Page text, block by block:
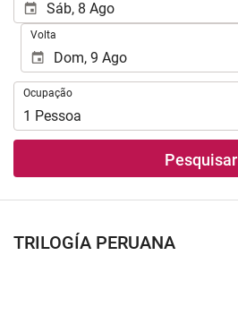
Volta
Ocupação
Ocupação
1 Pessoa
Pesquisar
TRILOGÍA PERUANA